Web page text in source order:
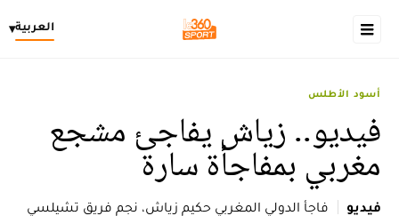
العربية▾
أسود الأطلس
فيديو.. زياش يفاجئ مشجع
مغربي بمفاجأة سارة
فيديو
فاجأ الدولي المغربي حكيم زياش، نجم فريق تشيلسي